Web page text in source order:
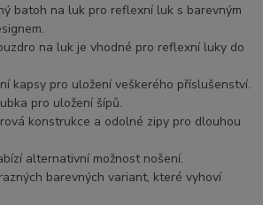
batoh na luk pro reflexní luk s barevným
na luk je vhodné pro reflexní luky do
kapsy pro uložení veškerého příslušenství.
pro uložení šípů.
konstrukce a odolné zipy pro dlouhou
alternativní možnost nošení.
barevných variant, které vyhoví